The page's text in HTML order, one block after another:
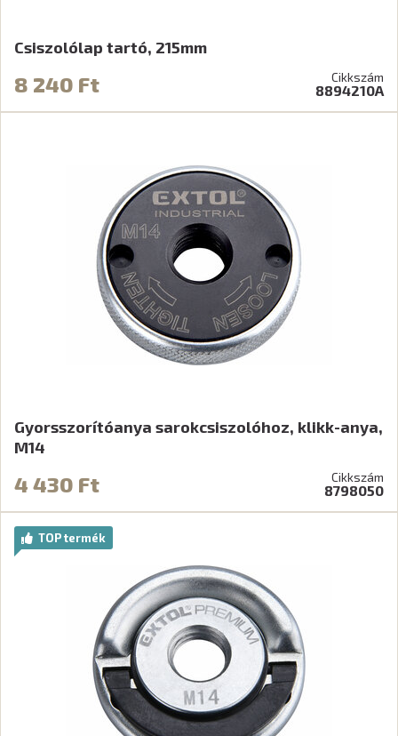
Csiszolólap tartó, 215mm
8 240 Ft Cikkszám
8894210A
Gyorsszorítóanya sarokcsiszolóhoz, klikk-anya,
M14
4 430 Ft Cikkszám
8798050
TOP termék